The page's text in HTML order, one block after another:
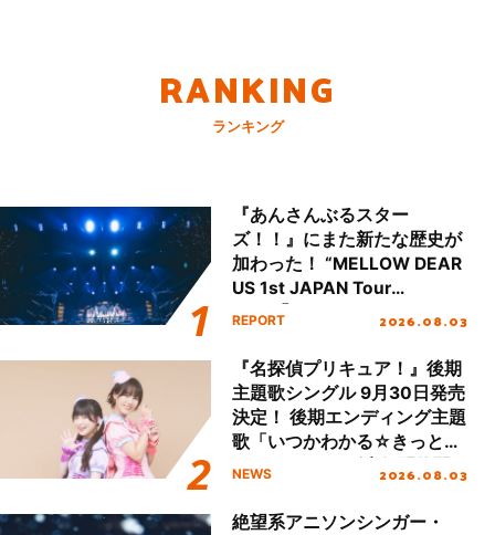
RANKING
ランキング
『あんさんぶるスター
ズ！！』にまた新たな歴史が
加わった！ “MELLOW DEAR
US 1st JAPAN Tour
Final「NICE to meet YOU
ート!!
REPORT 2026.08.03
『名探偵プリキュア！』後期
主題歌シングル 9月30日発売
決定！ 後期エンディング主題
歌「いつかわかる☆きっとあ
える」TVサイズ先行配信開
NEWS 2026.08.03
絶望系アニソンシンガー・